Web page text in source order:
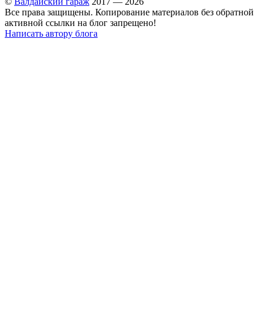
Все права защищены. Копирование материалов без обратной
активной ссылки на блог запрещено!
Написать автору блога